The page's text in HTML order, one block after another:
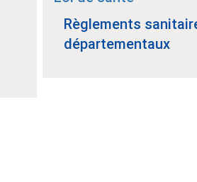
Règlements
départementaux